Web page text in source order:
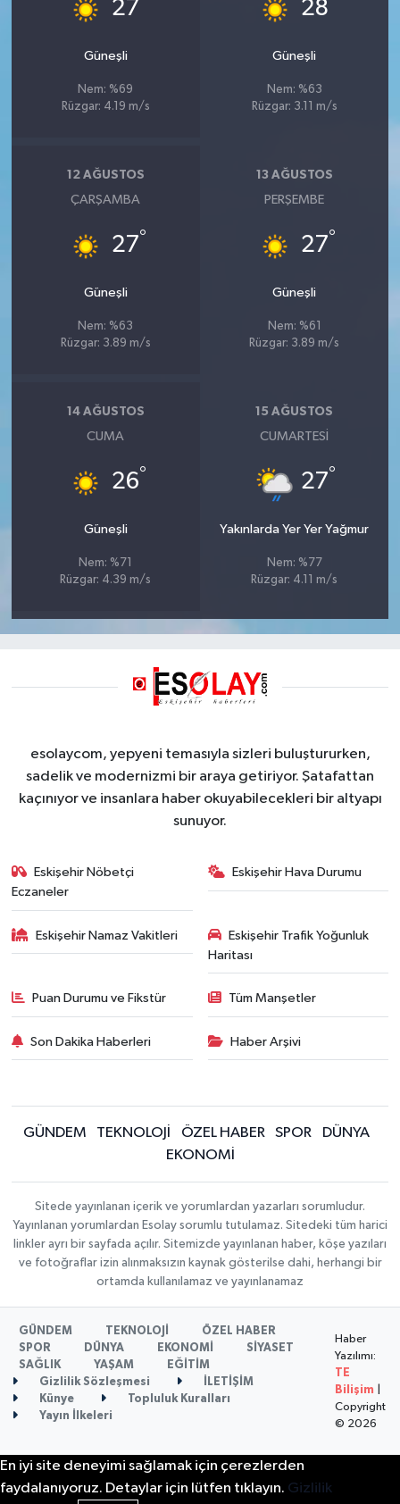
27
Güneşli
Nem: %69
Rüzgar: 4.19 m/s
28
Güneşli
Nem: %63
Rüzgar: 3.11 m/s
12 AĞUSTOS
ÇARŞAMBA
27°
Güneşli
Nem: %63
Rüzgar: 3.89 m/s
13 AĞUSTOS
PERŞEMBE
27°
Güneşli
Nem: %61
Rüzgar: 3.89 m/s
14 AĞUSTOS
CUMA
26°
Güneşli
Nem: %71
Rüzgar: 4.39 m/s
15 AĞUSTOS
CUMARTESI
27°
Yakınlarda Yer Yer Yağmur
Nem: %77
Rüzgar: 4.11 m/s
esolaycom, yepyeni temasıyla sizleri buluştururken,
sadelik ve modernizmi bir araya getiriyor. Şatafattan
kaçınıyor ve insanlara haber okuyabilecekleri bir altyapı
sunuyor.
Eskişehir Nöbetçi
Eczaneler
Eskişehir Hava Durumu
Eskişehir Namaz Vakitleri
Eskişehir Trafik Yoğunluk
Haritası
Puan Durumu ve Fikstür Tüm Manşetler
Son Dakika Haberleri Haber Arşivi
GÜNDEM TEKNOLOJİ ÖZEL HABER SPOR
DÜNYA
EKONOMİ
Sitede yayınlanan içerik ve yorumlardan yazarları sorumludur.
Yayınlanan yorumlardan Esolay sorumlu tutulamaz. Sitedeki tüm harici
linkler ayrı bir sayfada açılır. Sitemizde yayınlanan haber, köşe yazıları
ve fotoğraflar izin alınmaksızın kaynak gösterilse dahi, herhangi bir
ortamda kullanılamaz ve yayınlanamaz
GÜNDEM TEKNOLOJİ
ÖZEL HABER
SPOR
DÜNYA EKONOMİ
SİYASET
SAĞLIK
YAŞAM
EĞİTİM
Gizlilik Sözleşmesi
İLETİŞİM
Künye
Topluluk Kuralları
Yayın İlkeleri
Haber
Yazılımı:
TE
Bilişim
Copyright
© 2026
En iyi site deneyimi sağlamak için çerezlerden
faydalanıyoruz. Detaylar için lütfen tıklayın. Gizlilik